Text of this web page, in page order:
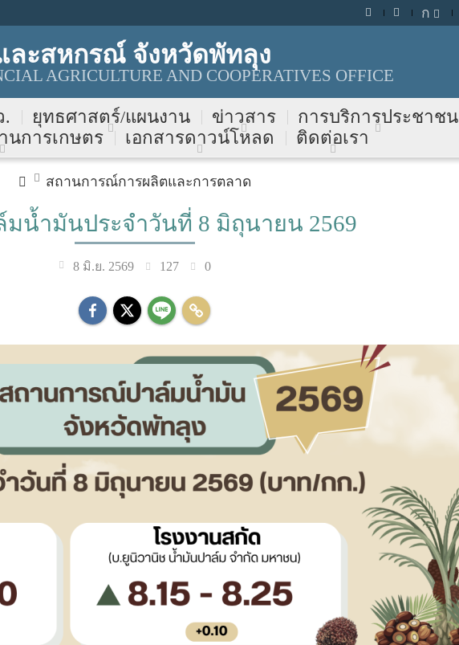
ก
ละสหกรณ์ จังหวัดพัทลุง
AGRICULTURE AND COOPERATIVES OFFICE
. ยุทธศาสตร์/แผนงาน ข่าวสาร
การบริการประชาชน
นการเกษตร
เอกสารดาวน์โหลด ติดต่อเรา
สถานการณ์การผลิตและการตลาด
มน้ำมันประจำวันที่ 8 มิถุนายน 2569
8 มิ.ย. 2569 127 0